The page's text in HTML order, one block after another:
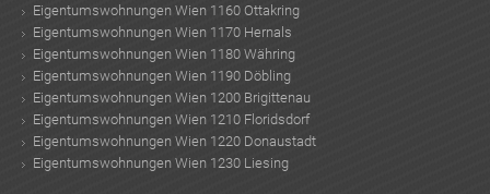
Eigentumswohnungen Wien 1160 Ottakring
Eigentumswohnungen Wien 1170 Hernals
Eigentumswohnungen Wien 1180 Währing
Eigentumswohnungen Wien 1190 Döbling
Eigentumswohnungen Wien 1200 Brigittenau
Eigentumswohnungen Wien 1210 Floridsdorf
Eigentumswohnungen Wien 1220 Donaustadt
Eigentumswohnungen Wien 1230 Liesing